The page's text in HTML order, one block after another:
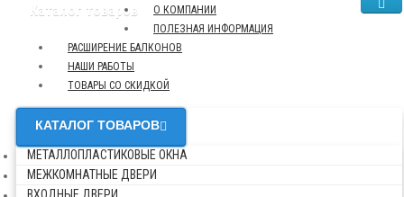
Каталог товаров
О КОМПАНИИ
ПОЛЕЗНАЯ ИНФОРМАЦИЯ
РАСШИРЕНИЕ БАЛКОНОВ
НАШИ РАБОТЫ
ТОВАРЫ СО СКИДКОЙ
КАТАЛОГ ТОВАРОВ
МЕТАЛЛОПЛАСТИКОВЫЕ ОКНА
МЕЖКОМНАТНЫЕ ДВЕРИ